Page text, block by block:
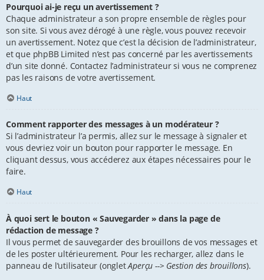
Pourquoi ai-je reçu un avertissement ?
Chaque administrateur a son propre ensemble de règles pour
son site. Si vous avez dérogé à une règle, vous pouvez recevoir
un avertissement. Notez que c’est la décision de l’administrateur,
et que phpBB Limited n’est pas concerné par les avertissements
d’un site donné. Contactez l’administrateur si vous ne comprenez
pas les raisons de votre avertissement.
Haut
Comment rapporter des messages à un modérateur ?
Si l’administrateur l’a permis, allez sur le message à signaler et
vous devriez voir un bouton pour rapporter le message. En
cliquant dessus, vous accéderez aux étapes nécessaires pour le
faire.
Haut
À quoi sert le bouton « Sauvegarder » dans la page de
rédaction de message ?
Il vous permet de sauvegarder des brouillons de vos messages et
de les poster ultérieurement. Pour les recharger, allez dans le
panneau de l’utilisateur (ongletAperçu --> Gestion des brouillons).